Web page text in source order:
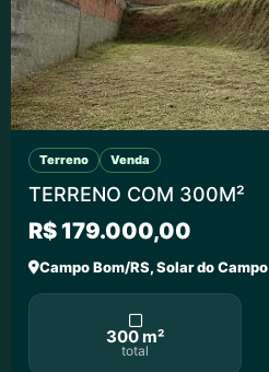
Terreno Venda
TERRENO COM 300M²
R$ 179.000,00
Campo Bom/RS, Solar do Campo
300 m²
total